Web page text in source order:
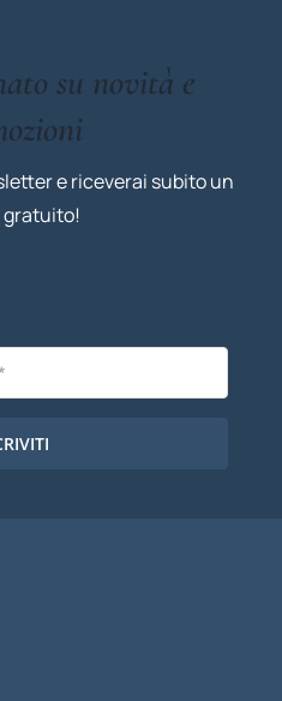
su novità e
e riceverai subito un
gratuito!